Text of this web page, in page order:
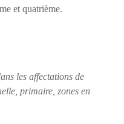
et quatrième.
les affectations de
primaire, zones en